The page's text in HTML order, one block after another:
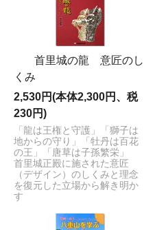
首里城の龍 意匠のし
くみ
2,530円(本体2,300円、税
230円)
「龍は王権と守護」「獅子は
地からの守り」「牡丹は百花
の王」「唐草は子孫繁栄」
首里城正殿に施された意匠
（デザイン）のしくみと理念
を復元した立場から解き明か
す